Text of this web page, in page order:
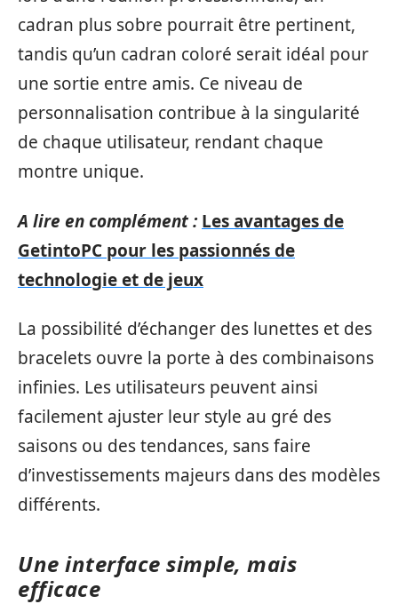
cadran plus sobre pourrait être pertinent,
tandis qu’un cadran coloré serait idéal pour
une sortie entre amis. Ce niveau de
personnalisation contribue à la singularité
de chaque utilisateur, rendant chaque
montre unique.
A lire en complément : Les avantages de
GetintoPC pour les passionnés de
technologie et de jeux
La possibilité d’échanger des lunettes et des
bracelets ouvre la porte à des combinaisons
infinies. Les utilisateurs peuvent ainsi
facilement ajuster leur style au gré des
saisons ou des tendances, sans faire
d’investissements majeurs dans des modèles
différents.
Une interface simple, mais
efficace